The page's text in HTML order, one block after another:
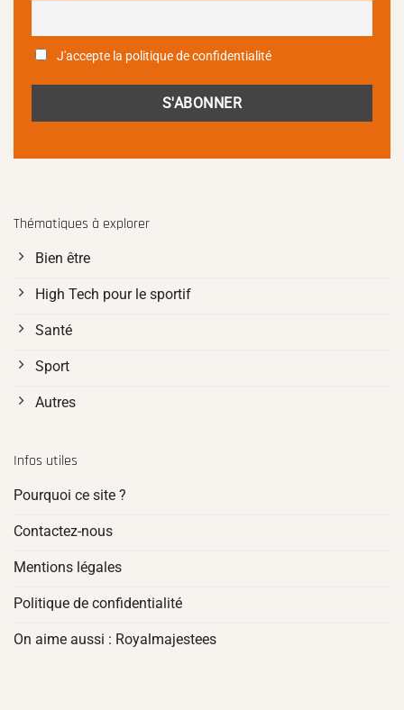
J'accepte la politique de confidentialité
Thématiques à explorer
Bien être
High Tech pour le sportif
Santé
Sport
Autres
Infos utiles
Pourquoi ce site ?
Contactez-nous
Mentions légales
Politique de confidentialité
On aime aussi : Royalmajestees